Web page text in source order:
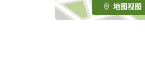
_
s
地图视图